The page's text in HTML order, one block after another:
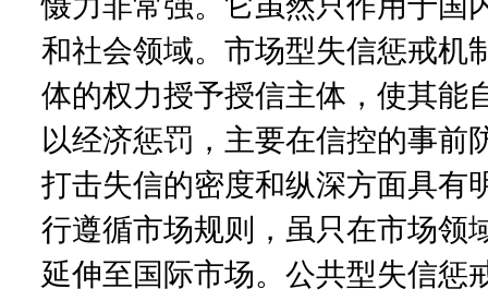
和社会领域。市场型失信惩戒机
体的权力授予授信主体，使其能
以经济惩罚，主要在信控的事前
打击失信的密度和纵深方面具有
行遵循市场规则，虽只在市场领
延伸至国际市场。公共型失信惩